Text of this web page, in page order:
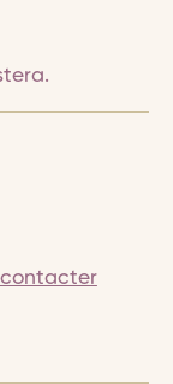
contacter